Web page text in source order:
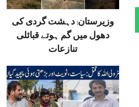
وزیرستان: دہشت گردی کی
دھول میں گم ہوتے قبائلی
تنازعات